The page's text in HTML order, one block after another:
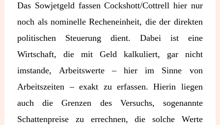
Das Sowjetgeld fassen Cockshott/Cottrell hier nur
noch als nominelle Recheneinheit, die der direkten
politischen Steuerung dient. Dabei ist eine
Wirtschaft, die mit Geld kalkuliert, gar nicht
imstande, Arbeitswerte – hier im Sinne von
Arbeitszeiten – exakt zu erfassen. Hierin liegen
auch die Grenzen des Versuchs, sogenannte
Schattenpreise zu errechnen, die solche Werte